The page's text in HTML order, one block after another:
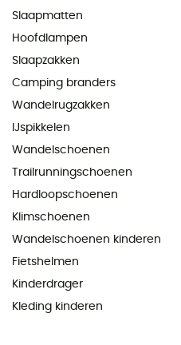
Slaapmatten
Hoofdlampen
Slaapzakken
Camping branders
Wandelrugzakken
IJspikkelen
Wandelschoenen
Trailrunningschoenen
Hardloopschoenen
Klimschoenen
Wandelschoenen kinderen
Fietshelmen
Kinderdrager
Kleding kinderen